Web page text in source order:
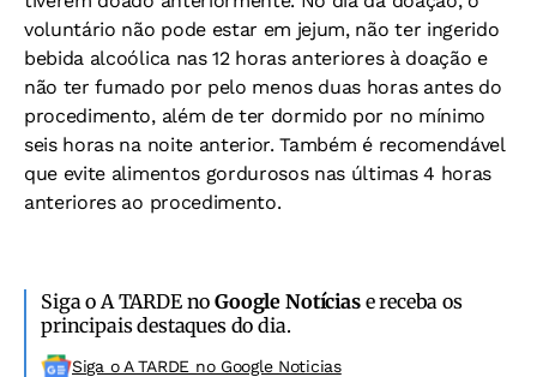
voluntário não pode estar em jejum, não ter ingerido
bebida alcoólica nas 12 horas anteriores à doação e
não ter fumado por pelo menos duas horas antes do
procedimento, além de ter dormido por no mínimo
seis horas na noite anterior. Também é recomendável
que evite alimentos gordurosos nas últimas 4 horas
anteriores ao procedimento.
Siga o A TARDE noGoogle Notíciase receba os
principais destaques do dia.
Siga o A TARDE no Google Noticias